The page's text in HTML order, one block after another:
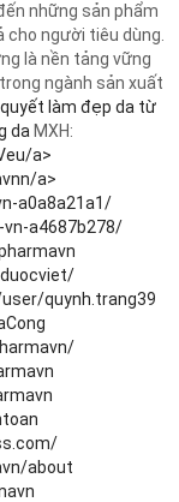
những sản phẩm
người tiêu dùng.
là nền tảng vững
ngành sản xuất
quyết làm đẹp da từ
da MXH:
a>
a>
a0a8a21a1/
a4687b278/
quynh.trang39
about